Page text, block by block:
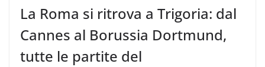
La Roma si ritrova a Trigoria: dal
Cannes al Borussia Dortmund,
tutte le partite del